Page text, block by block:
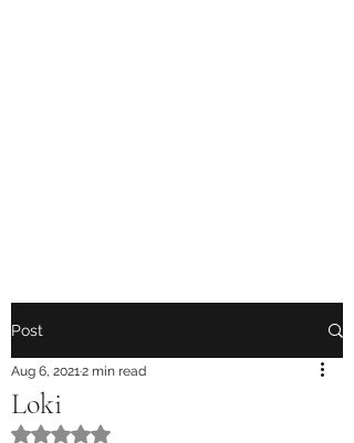
Post
Loki
Aug 6, 20212 min read
Rated NaN out of 5 stars.